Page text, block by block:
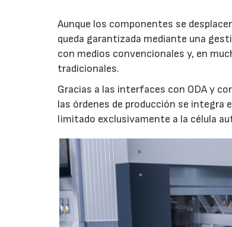
Aunque los componentes se
queda garantizada mediante una
con medios convencionales y, en
tradicionales.
Gracias a las interfaces con ODA y
las órdenes de producción se integra
limitado exclusivamente a la célula